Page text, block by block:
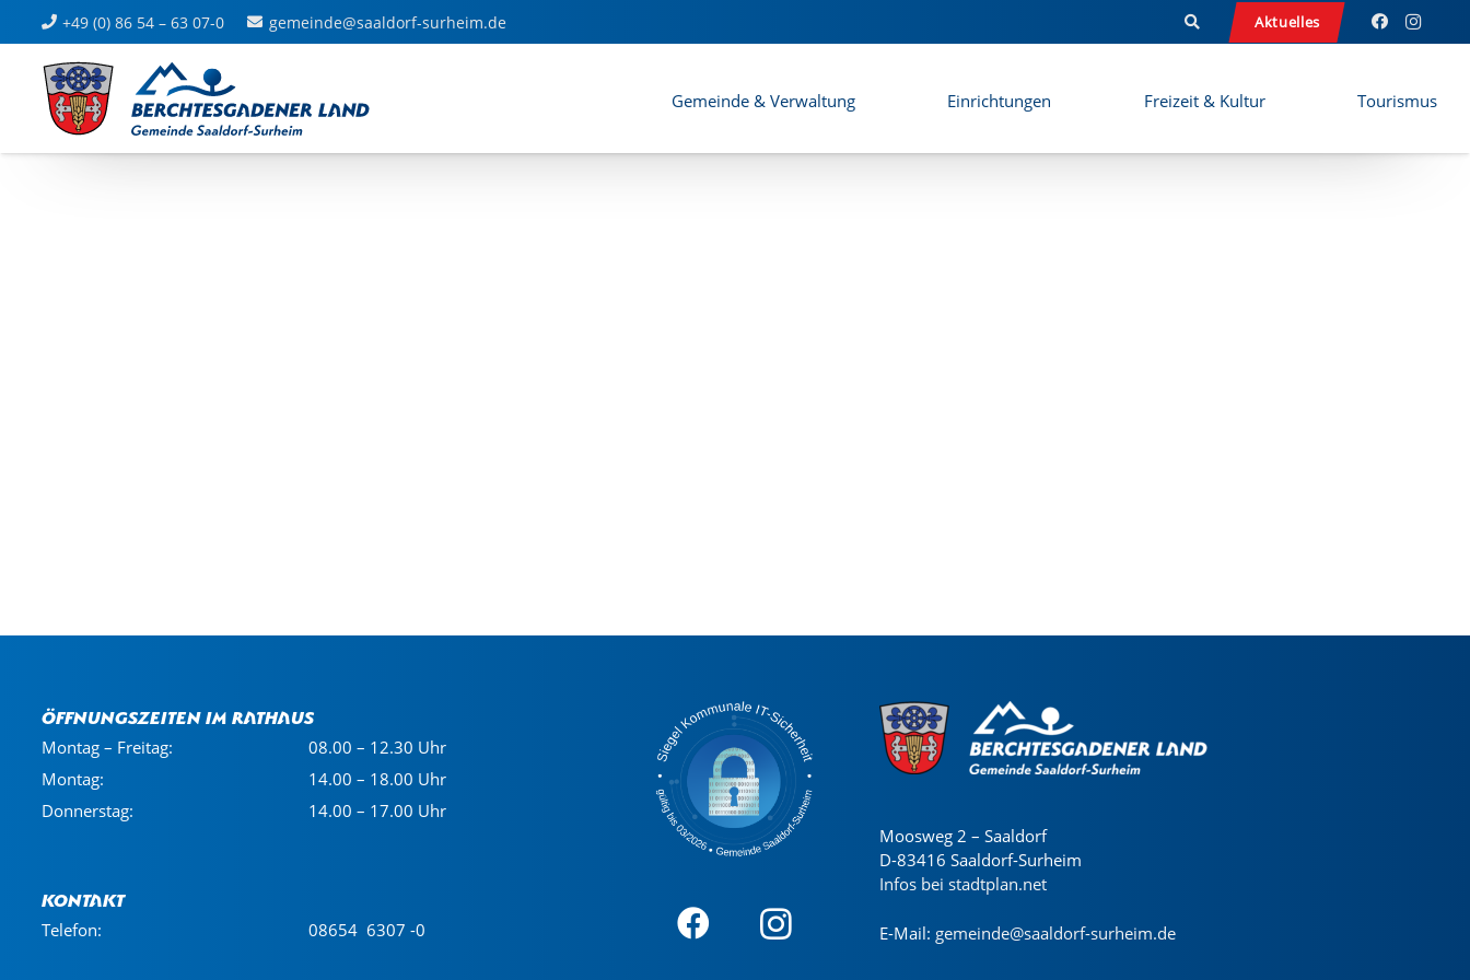
+49 (0) 86 54 – 63 07-0 gemeinde@saaldorf-surheim.de Aktuelles
Gemeinde & Verwaltung Einrichtungen Freizeit & Kultur Tourismus
Öffnungszeiten im Rathaus
Montag – Freitag:
08.00 – 12.30 Uhr
Montag:
14.00 – 18.00 Uhr
Donnerstag:
14.00 – 17.00 Uhr
Kontakt
Telefon: 08654 6307 -0
Moosweg 2 – Saaldorf
D-83416 Saaldorf-Surheim
Infos bei stadtplan.net
E-Mail: gemeinde@saaldorf-surheim.de